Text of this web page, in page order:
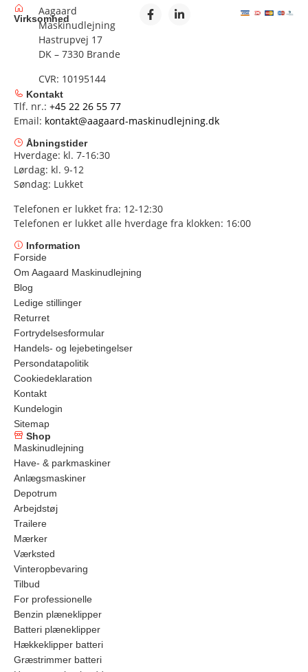
Virksomhed
Aagaard
Maskinudlejning
Hastrupvej 17
DK – 7330 Brande
CVR: 10195144
Kontakt
Tlf. nr.: +45 22 26 55 77
Email: kontakt@aagaard-maskinudlejning.dk
Åbningstider
Hverdage: kl. 7-16:30
Lørdag: kl. 9-12
Søndag: Lukket
Telefonen er lukket fra: 12-12:30
Telefonen er lukket alle hverdage fra klokken: 16:00
Information
Forside
Om Aagaard Maskinudlejning
Blog
Ledige stillinger
Returret
Fortrydelsesformular
Handels- og lejebetingelser
Persondatapolitik
Cookiedeklaration
Kontakt
Kundelogin
Sitemap
Shop
Maskinudlejning
Have- & parkmaskiner
Anlægsmaskiner
Depotrum
Arbejdstøj
Trailere
Mærker
Værksted
Vinteropbevaring
Tilbud
For professionelle
Benzin plæneklipper
Batteri plæneklipper
Hækkeklipper batteri
Græstrimmer batteri